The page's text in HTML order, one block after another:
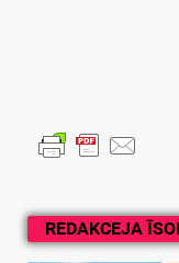
REDAKCEJA